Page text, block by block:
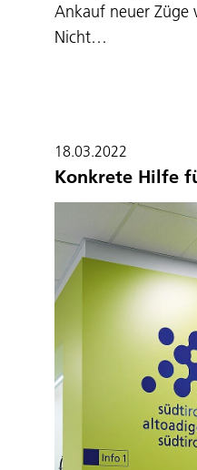
Ankauf neuer Züge
Nicht…
18.03.2022
Konkrete Hilfe